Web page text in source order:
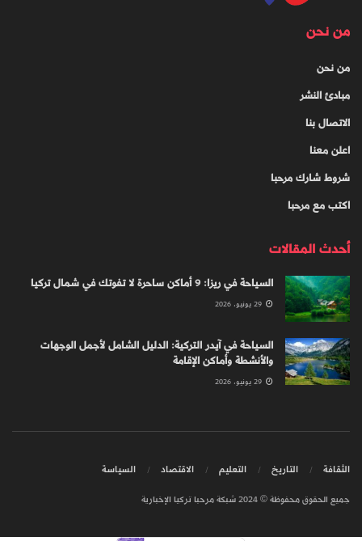
من نحن
من نحن
مبادئ النشر
الاتصال بنا
اعلن معنا
شروط شارك مرحبا
اكتب مع مرحبا
أحدث المقالات
السياحة في ريزا: 9 أماكن ساحرة لا تفوتك في شمال تركيا
السياحة في آيدر التركية: الدليل الشامل لأجمل الوجهات
والأنشطة وأماكن الإقامة
الثقافة التاريخ التعليم الاقتصاد السياسة
جميع الحقوق محفوظة © 2024 شبكة مرحبا تركيا الإخبارية